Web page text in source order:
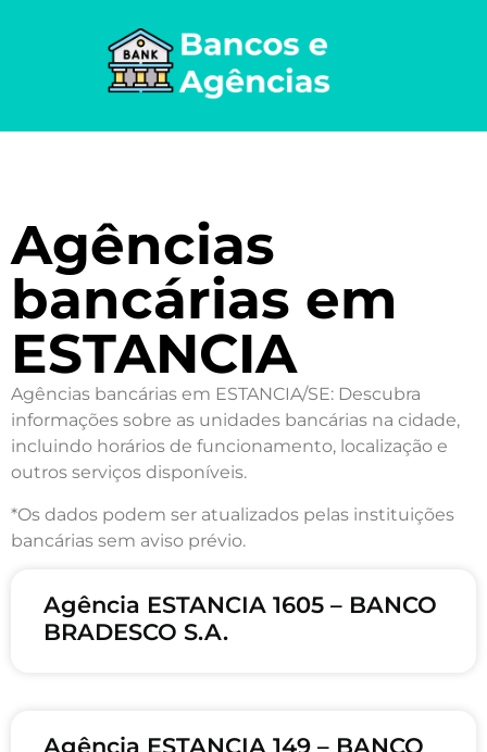
Agências
bancárias em
ESTANCIA
Agências bancárias em ESTANCIA/SE: Descubra
informações sobre as unidades bancárias na cidade,
incluindo horários de funcionamento, localização e
outros serviços disponíveis.
*Os dados podem ser atualizados pelas instituições
bancárias sem aviso prévio.
Agência ESTANCIA 1605 – BANCO
BRADESCO S.A.
Agência ESTANCIA 149 – BANCO